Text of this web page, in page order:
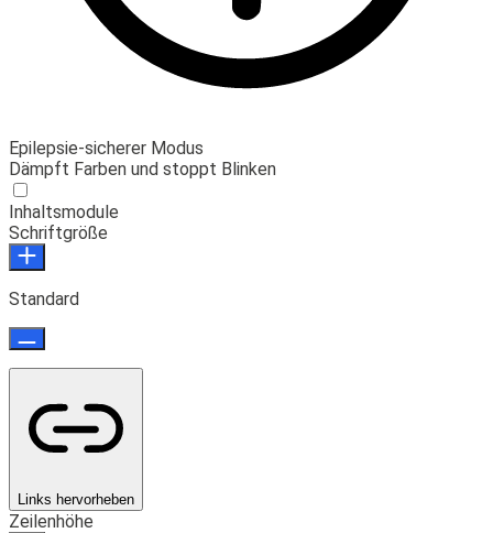
Epilepsie-sicherer Modus
Dämpft Farben und stoppt Blinken
Inhaltsmodule
Schriftgröße
Standard
Links hervorheben
Zeilenhöhe